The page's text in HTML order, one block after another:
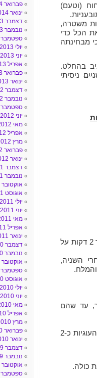
(וטעם)
משטרה,
הכל כדי
מבחינתה
בהחלט.
ניסיתי
להמיס את השוקולד צ'יפס עם החמאה (לחמם במיקרו למשך 2 דקות על
השניה,
עד שהם
לאפות את העוגיות בחום של 175 בין 14-16 דקות. לקרר את העוגיות כ-2
כולה.
פברואר 2014
ינואר 2014
דצמבר 2013
נובמבר 2013
ספטמבר 2013
יולי 2013
יוני 2013
אפריל 2013
פברואר 2013
ינואר 2013
דצמבר 2012
נובמבר 2012
ספטמבר 2012
יוני 2012
מאי 2012
אפריל 2012
מרץ 2012
פברואר 2012
ינואר 2012
דצמבר 2011
נובמבר 2011
אוקטובר 2011
אוגוסט 2011
יולי 2011
יוני 2011
מאי 2011
אפריל 2011
ינואר 2011
דצמבר 2010
נובמבר 2010
אוקטובר 2010
ספטמבר 2010
אוגוסט 2010
יולי 2010
יוני 2010
מאי 2010
אפריל 2010
מרץ 2010
פברואר 2010
ינואר 2010
דצמבר 2009
נובמבר 2009
אוקטובר 2009
ספטמבר 2009